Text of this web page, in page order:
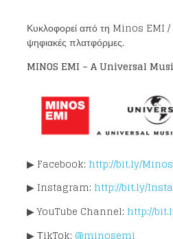
Κυκλοφορεί από τη Minos EMI /
ψηφιακές πλατφόρμες.
MINOS EMI – A Universal
▶ Facebook: http://bit.ly/
▶ Instagram: http://bit.ly/
▶ YouTube Channel: http://
▶ ΤikTok: @minosemi